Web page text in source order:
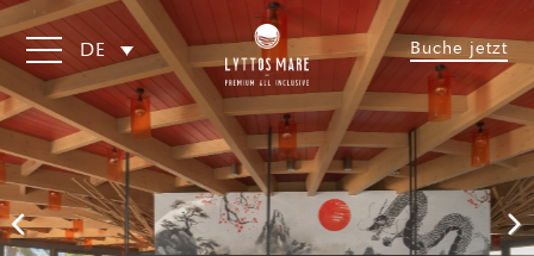
DE Buche jetzt